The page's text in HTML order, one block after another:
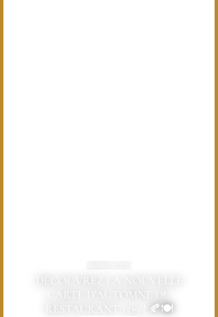
DÉCOUVREZ LA NOUVELLE
CARTE D’AUTOMNE DU
RESTAURANT 1519 ! 🍂🍽️